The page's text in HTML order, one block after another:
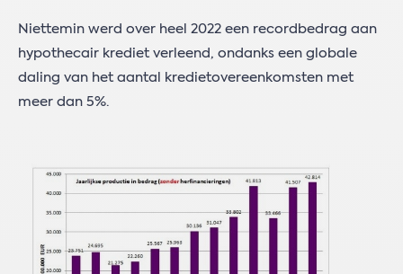
Niettemin werd over heel 2022 een recordbedrag aan
hypothecair krediet verleend, ondanks een globale
daling van het aantal kredietovereenkomsten met
meer dan 5%.